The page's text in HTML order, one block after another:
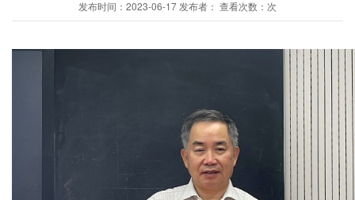
发布时间：2023-06-17 发布者： 查看次数：次